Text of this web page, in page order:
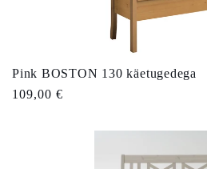
Pink BOSTON 130 käetugedega
Tavahind
109,00 €